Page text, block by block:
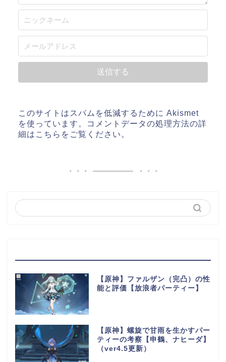
このサイトはスパムを低減するために Akismet
を使っています。
コメントデータの処理方法の詳
細はこちらをご覧ください 。
【原神】ファルザン（完凸）の性
能と評価【放浪者パーティー】
【原神】螺旋で甘雨を生かすパー
ティーの考察【申鶴、ナヒーダ】
（ver4.5更新）